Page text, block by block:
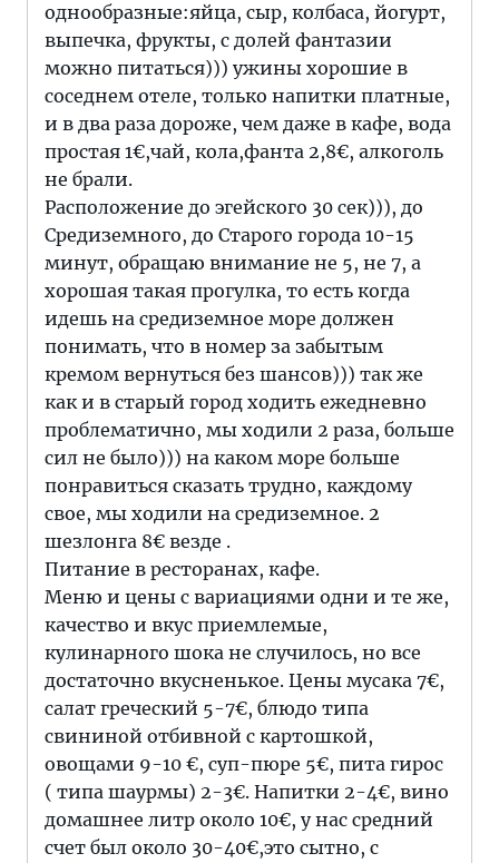
однообразные:яйца, сыр, колбаса, йогурт,
выпечка, фрукты, с долей фантазии
можно питаться))) ужины хорошие в
соседнем отеле, только напитки платные,
и в два раза дороже, чем даже в кафе, вода
простая 1€,чай, кола,фанта 2,8€, алкоголь
не брали.
Расположение до эгейского 30 сек))), до
Средиземного, до Старого города 10-15
минут, обращаю внимание не 5, не 7, а
хорошая такая прогулка, то есть когда
идешь на средиземное море должен
понимать, что в номер за забытым
кремом вернуться без шансов))) так же
как и в старый город ходить ежедневно
проблематично, мы ходили 2 раза, больше
сил не было))) на каком море больше
понравиться сказать трудно, каждому
свое, мы ходили на средиземное. 2
шезлонга 8€ везде .
Питание в ресторанах, кафе.
Меню и цены с вариациями одни и те же,
качество и вкус приемлемые,
кулинарного шока не случилось, но все
достаточно вкусненькое. Цены мусака 7€,
салат греческий 5-7€, блюдо типа
свининой отбивной с картошкой,
овощами 9-10 €, суп-пюре 5€, пита гирос
( типа шаурмы) 2-3€. Напитки 2-4€, вино
домашнее литр около 10€, у нас средний
счет был около 30-40€,это сытно, с